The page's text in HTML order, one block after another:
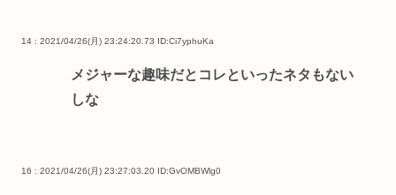
14 : 2021/04/26(月) 23:24:20.73 ID:Ci7yphuKa
メジャーな趣味だとコレといったネタもない
しな
16 : 2021/04/26(月) 23:27:03.20 ID:GvOMBWlg0